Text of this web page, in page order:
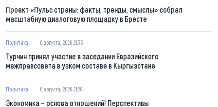
Проект «Пульс страны: факты, тренды, смыслы» собрал
масштабную диалоговую площадку в Бресте
Политика 6 августа, 2026 21:35
Турчин принял участие в заседании Евразийского
межправсовета в узком составе в Кыргызстане
Политика 6 августа, 2026 21:28
Экономика – основа отношений! Перспективы